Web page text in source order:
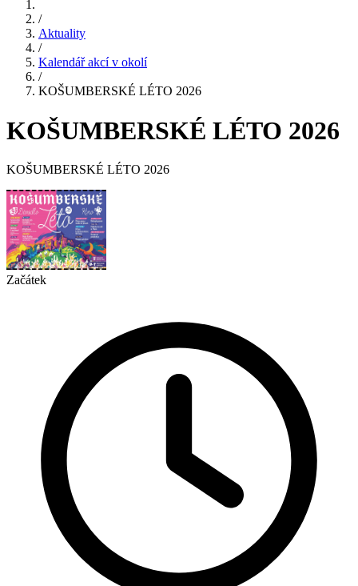
/
Aktuality
/
Kalendář akcí v okolí
/
KOŠUMBERSKÉ LÉTO 2026
KOŠUMBERSKÉ LÉTO 2026
KOŠUMBERSKÉ LÉTO 2026
Začátek